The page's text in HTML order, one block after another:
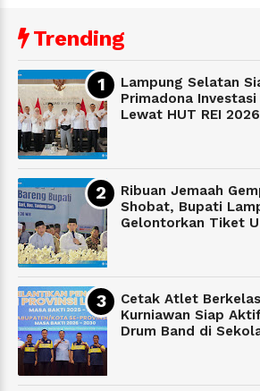
Trending
Lampung Selatan
Primadona
Lewat HUT REI 2026
Ribuan Jemaah
Shobat, Bupati
Gelontorkan Tiket
Cetak Atlet
Kurniawan Siap
Drum Band di